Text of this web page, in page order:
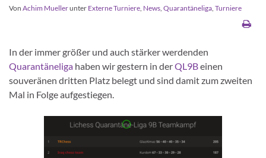
Von Achim Muellerunter Externe Turniere News Quarantäneliga Turniere
In der immer größer und auch stärker werdenden
Quarantäneliga haben wir gestern in derQL9Beinen
souveränen dritten Platz belegt und sind damit zum zweiten
Mal in Folge aufgestiegen.